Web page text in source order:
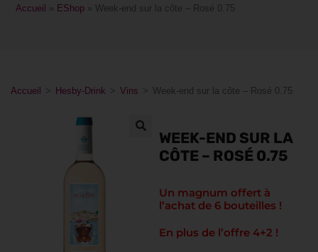
Accueil EShop Week-end sur la côte – Rosé 0.75
Accueil > Hesby-Drink > Vins > Week-end sur la côte – Rosé 0.75
WEEK-END SUR LA
CÔTE – ROSÉ 0.75
Un magnum offert à
l’achat de 6 bouteilles !
En plus de l’offre 4+2 !